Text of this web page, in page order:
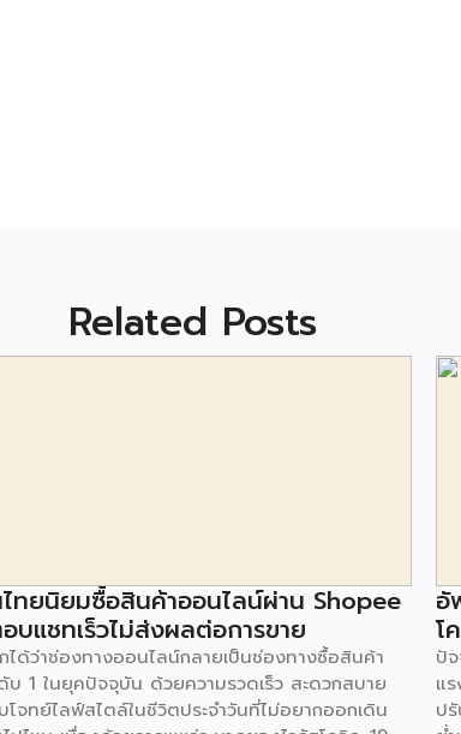
Related Posts
ทยนิยมซื้อสินค้าออนไลน์ผ่าน Shopee
บแชทเร็วไม่ส่งผลต่อการขาย
กได้ว่าช่องทางออนไลน์กลายเป็นช่องทางซื้อสินค้า
บ 1 ในยุคปัจจุบัน ด้วยความรวดเร็ว สะดวกสบาย
โจทย์ไลฟ์สไตล์ในชีวิตประจำวันที่ไม่อยากออกเดิน
อั
โ
ปั
แ
ป